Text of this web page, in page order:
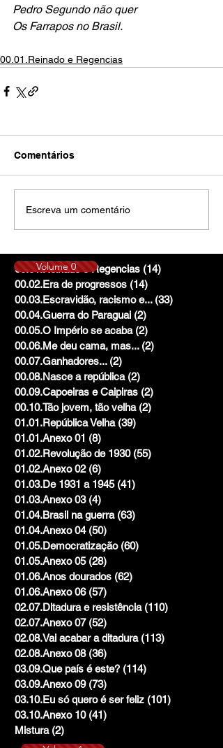
Pedro Segundo não quer
Os Farrapos no Brasil.
00.01.Reinado e Regencias
Comentários
Escreva um comentário
00.01.Reinado e Regencias (14)
00.02.Era de progressos (14)
00.03.Escravidão, racismo e... (33)
00.04.Guerra do Paraguai (2)
00.05.O Império se acaba (2)
00.06.Me deu cama, mas... (2)
00.07.Ganhadores... (2)
00.08.Nasce a república (2)
00.09.Capoeiras e Caipiras (2)
00.10.Tão jovem, tão velha (2)
01.01.República Velha (39)
01.01.Anexo 01 (8)
01.02.Revolução de 1930 (55)
01.02.Anexo 02 (6)
01.03.De 1931 a 1945 (41)
01.03.Anexo 03 (4)
01.04.Brasil na guerra (63)
01.04.Anexo 04 (50)
01.05.Democratização (60)
01.05.Anexo 05 (28)
01.06.Anos dourados (62)
01.06.Anexo 06 (57)
02.07.Ditadura e resistência (110)
02.07.Anexo 07 (52)
02.08.Vai acabar a ditadura (113)
02.08.Anexo 08 (36)
03.09.Que país é este? (114)
03.09.Anexo 09 (73)
03.10.Eu só quero é ser feliz (101)
03.10.Anexo 10 (41)
Mistura (2)
Volume 0